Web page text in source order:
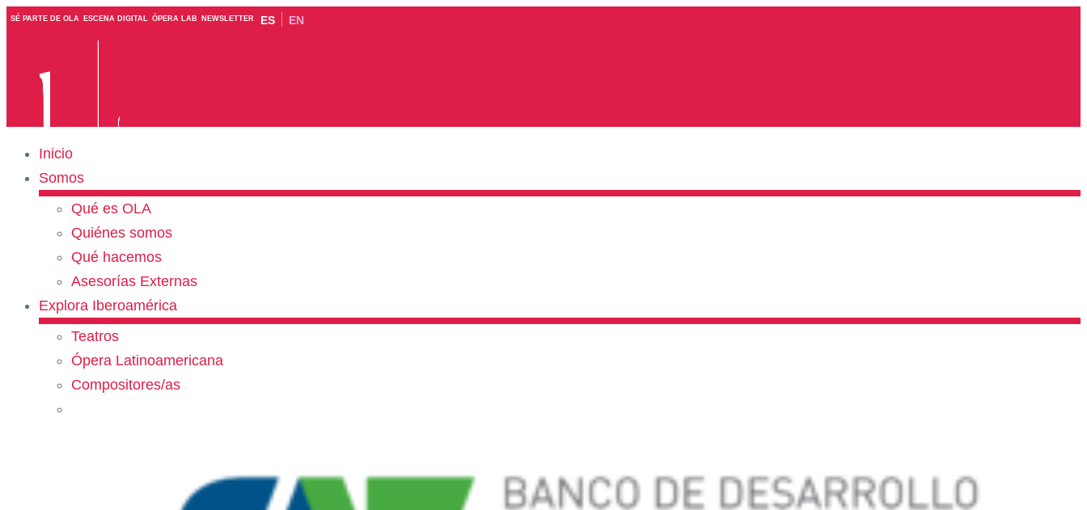
SÉ PARTE DE OLA ESCENA DIGITAL ÓPERA LAB NEWSLETTER ES EN
Inicio
Somos
Qué es OLA
Quiénes somos
Qué hacemos
Asesorías Externas
Explora Iberoamérica
Teatros
Ópera Latinoamericana
Compositores/as